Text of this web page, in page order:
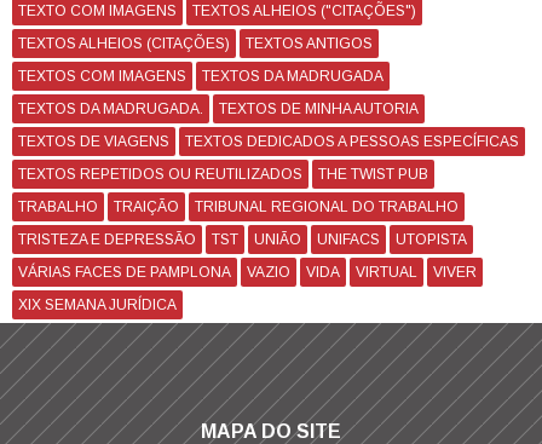
TEXTO COM IMAGENS
TEXTOS ALHEIOS ("CITAÇÕES")
TEXTOS ALHEIOS (CITAÇÕES)
TEXTOS ANTIGOS
TEXTOS COM IMAGENS
TEXTOS DA MADRUGADA
TEXTOS DA MADRUGADA.
TEXTOS DE MINHA AUTORIA
TEXTOS DE VIAGENS
TEXTOS DEDICADOS A PESSOAS ESPECÍFICAS
TEXTOS REPETIDOS OU REUTILIZADOS
THE TWIST PUB
TRABALHO
TRAIÇÃO
TRIBUNAL REGIONAL DO TRABALHO
TRISTEZA E DEPRESSÃO
TST UNIÃO UNIFACS
UTOPISTA
VÁRIAS FACES DE PAMPLONA
VAZIO VIDA VIRTUAL
VIVER
XIX SEMANA JURÍDICA
MAPA DO SITE